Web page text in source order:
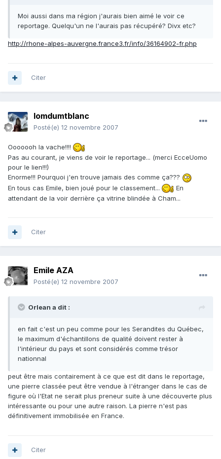
Moi aussi dans ma région j'aurais bien aimé le voir ce
reportage. Quelqu'un ne l'aurais pas récupéré? Divx etc?
http://rhone-alpes-auvergne.france3.fr/info/36164902-fr.php
Citer
lomdumtblanc
Posté(e) 12 novembre 2007
Ooooooh la vache!!!!
Pas au courant, je viens de voir le reportage... (merci EcceUomo
pour le lien!!!)
Enorme!!! Pourquoi j'en trouve jamais des comme ça???
En tous cas Emile, bien joué pour le classement...
En
attendant de la voir derrière ça vitrine blindée à Cham...
Citer
Emile AZA
Posté(e) 12 novembre 2007
Orlean a dit :
en fait c'est un peu comme pour les Serandites du Québec,
le maximum d'échantillons de qualité doivent rester à
l'intérieur du pays et sont considérés comme trésor
nationnal
peut être mais contairement à ce que est dit dans le reportage,
une pierre classée peut être vendue à l'étranger dans le cas de
figure où l'Etat ne serait plus preneur suite à une découverte plus
intéressante ou pour une autre raison. La pierre n'est pas
définitivement immobilisée en France.
Citer